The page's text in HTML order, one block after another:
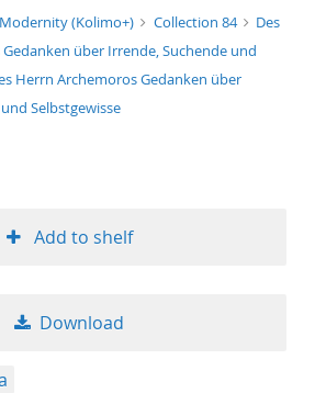
format
publication date
(Kolimo+) Collection 84
Des
über Irrende, Suchende und
Herrn Archemoros Gedanken über
Selbstgewisse
Add to shelf
Download